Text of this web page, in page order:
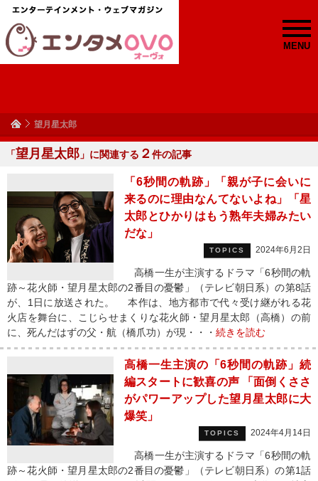
MENU
望月星太郎
「望月星太郎 」に関連する ２件の記事
「6秒間の軌跡」「親が子に会いに
来るのに理由なんてないよね」「星
太郎とひかりはもう熟年夫婦みたい
だな」
TOPICS 2024年6月2日
高橋一生が主演するドラマ「6秒間の軌
跡～花火師・望月星太郎の2番目の憂鬱」（テレビ朝日系）の第8話
が、1日に放送された。 本作は、地方都市で代々受け継がれる花
火店を舞台に、こじらせまくりな花火師・望月星太郎（高橋）の前
に、死んだはずの父・航（橋爪功）が現・・・ 続きを読む
高橋一生主演の「6秒間の軌跡」続
編スタートに歓喜の声 「面倒くささ
がパワーアップした望月星太郎に大
爆笑」
TOPICS 2024年4月14日
高橋一生が主演するドラマ「6秒間の軌
跡～花火師・望月星太郎の2番目の憂鬱」（テレビ朝日系）の第1話